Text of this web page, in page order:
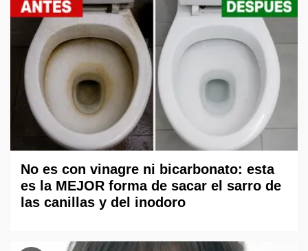
No es con vinagre ni bicarbonato: esta
es la MEJOR forma de sacar el sarro de
las canillas y del inodoro